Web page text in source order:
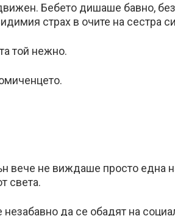
Бебето дишаше бавно,
страх в очите на сестра
той нежно.
вече не виждаше просто една
света.
да се обадят на